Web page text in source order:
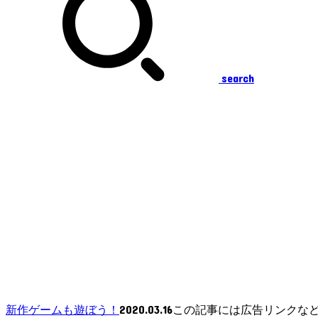
search
新作ゲームも遊ぼう！ 2020.03.16この記事には広告リンクな